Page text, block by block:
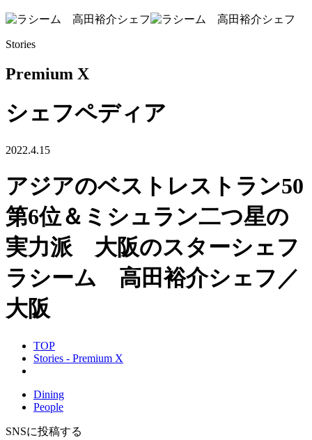
Stories
Premium X
シェフペディア
2022.4.15
アジアのベストレストラン50
第6位＆ミシュラン二つ星の
実力派 大阪のスターシェフ
ラシーム 高田裕介シェフ／
大阪
TOP
Stories - Premium X
Dining
People
SNSに投稿する